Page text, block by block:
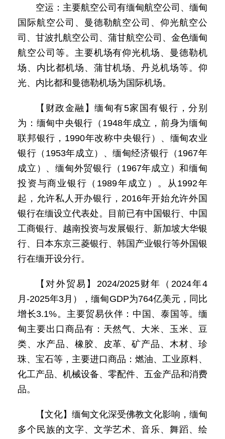
空运：主要航空公司有缅甸航空公司、缅甸
国际航空公司、曼德勒航空公司、仰光航空公
司、甘波扎航空公司、蒲甘航空公司、金色缅甸
航空公司等。主要机场有仰光机场、曼德勒机
场、内比都机场、蒲甘机场、丹兑机场等。仰
光、内比都和曼德勒机场为国际机场。
【财政金融】缅甸有5家国有银行，分别
为：缅甸中央银行（1948年成立，前身为缅甸
联邦银行，1990年改称中央银行）、缅甸农业
银行（1953年成立）、缅甸经济银行（1967年
成立）、缅甸外贸银行（1967年成立）和缅甸
投资与商业银行（1989年成立）。从1992年
起，允许私人开办银行，2016年开始允许外国
银行在缅设立代表处。目前已有中国银行、中国
工商银行、越南投资与发展银行、新加坡大华银
行、日本东京三菱银行、韩国产业银行等外国银
行在缅开设分行。
【对外贸易】2024/2025财年（2024年4
月-2025年3月），缅甸GDP为764亿美元，同比
增长3.1%。主要贸易伙伴：中国、泰国等。缅
甸主要出口商品有：天然气、大米、玉米、豆
类、水产品、橡胶、皮革、矿产品、木材、珍
珠、宝石等，主要进口商品：燃油、工业原料、
化工产品、机械设备、零配件、五金产品和消费
品。
【文化】缅甸文化深受佛教文化影响，缅甸
多个民族的文字、文学艺术、音乐、舞蹈、绘